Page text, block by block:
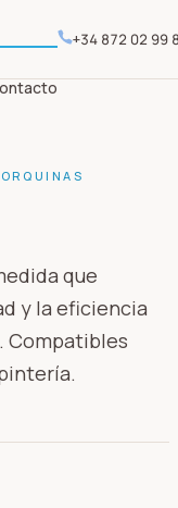
+34 872 02 99
que
y la eficiencia
Compatibles